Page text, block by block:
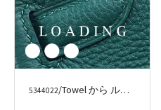
5344022/Towel から ルイヴィトン/LOUIS VUITTON